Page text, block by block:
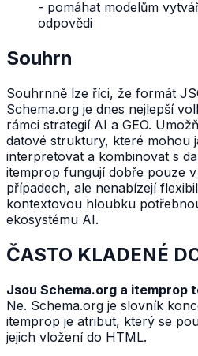
- pomáhat modelům
odpovědi
Souhrn
Souhrnně lze říci, že formát
Schema.org je dnes nejlepší
rámci strategií AI a GEO.
datové struktury, které mohou
interpretovat a kombinovat s
itemprop fungují dobře pouze
případech, ale nenabízejí
kontextovou hloubku
ekosystému AI.
ČASTO KLADENÉ
Jsou Schema.org a itemprop
Ne. Schema.org je slovník
itemprop je atribut, který se
jejich vložení do HTML.